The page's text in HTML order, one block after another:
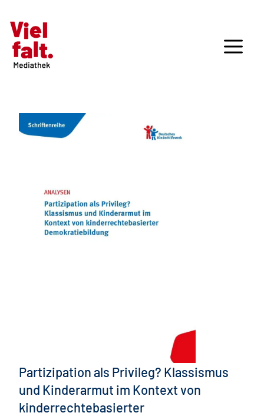
Partizipation als Privileg? Klassismus
und Kinderarmut im Kontext von
kinderrechtebasierter